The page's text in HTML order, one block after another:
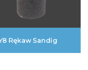
Rękaw Sandig